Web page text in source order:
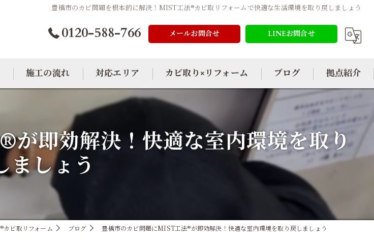
豊橋市のカビ問題を根本的に解決！MIST工法®カビ取リフォームで快適な生活環境を取り戻しましょう
0120-588-766 メールお問合せ LINEお問合せ
施工の流れ 対応エリア
大阪のカビ取り
東京のカビ取り
カビ取り×リフォーム ブログ 拠点紹介
即効解決！快適な室内環境を取り
ましょう
ビ取リフォーム ブログ 豊橋市のカビ問題にMIST工法®が即効解決！快適な室内環境を取り戻しましょう